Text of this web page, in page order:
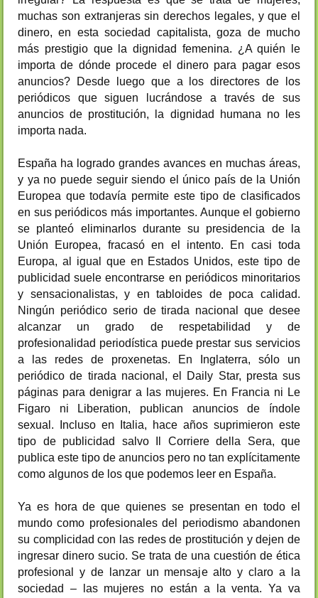
muchas son extranjeras sin derechos legales, y que el
dinero, en esta sociedad capitalista, goza de mucho
más prestigio que la dignidad femenina. ¿A quién le
importa de dónde procede el dinero para pagar esos
anuncios? Desde luego que a los directores de los
periódicos que siguen lucrándose a través de sus
anuncios de prostitución, la dignidad humana no les
importa nada.
España ha logrado grandes avances en muchas áreas,
y ya no puede seguir siendo el único país de la Unión
Europea que todavía permite este tipo de clasificados
en sus periódicos más importantes. Aunque el gobierno
se planteó eliminarlos durante su presidencia de la
Unión Europea, fracasó en el intento. En casi toda
Europa, al igual que en Estados Unidos, este tipo de
publicidad suele encontrarse en periódicos minoritarios
y sensacionalistas, y en tabloides de poca calidad.
Ningún periódico serio de tirada nacional que desee
alcanzar un grado de respetabilidad y de
profesionalidad periodística puede prestar sus servicios
a las redes de proxenetas. En Inglaterra, sólo un
periódico de tirada nacional, el Daily Star, presta sus
páginas para denigrar a las mujeres. En Francia ni Le
Figaro ni Liberation, publican anuncios de índole
sexual. Incluso en Italia, hace años suprimieron este
tipo de publicidad salvo Il Corriere della Sera, que
publica este tipo de anuncios pero no tan explícitamente
como algunos de los que podemos leer en España.
Ya es hora de que quienes se presentan en todo el
mundo como profesionales del periodismo abandonen
su complicidad con las redes de prostitución y dejen de
ingresar dinero sucio. Se trata de una cuestión de ética
profesional y de lanzar un mensaje alto y claro a la
sociedad – las mujeres no están a la venta. Ya va